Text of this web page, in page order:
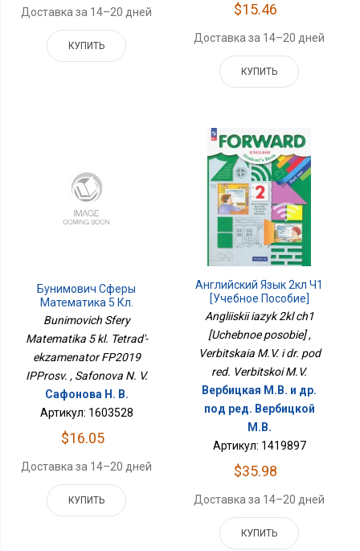
Доставка за 14–20 дней
КУПИТЬ
$15.46
Доставка за 14–20 дней
КУПИТЬ
Бунимович Сферы
Математика 5 Кл.
Тетрадь-Экзаменатор
ФП2019 ИППросв.
Bunimovich Sfery
Matematika 5 kl. Tetrad'-
ekzamenator FP2019
IPProsv. , Safonova N. V.
Сафонова Н. В.
Артикул: 1603528
$16.05
Доставка за 14–20 дней
КУПИТЬ
Английский Язык 2кл Ч1
[Учебное Пособие]
Angliiskii iazyk 2kl ch1
[Uchebnoe posobie] ,
Verbitskaia M.V. i dr. pod
red. Verbitskoi M.V.
Вербицкая М.В. и др.
под ред. Вербицкой
М.В.
Артикул: 1419897
$35.98
Доставка за 14–20 дней
КУПИТЬ